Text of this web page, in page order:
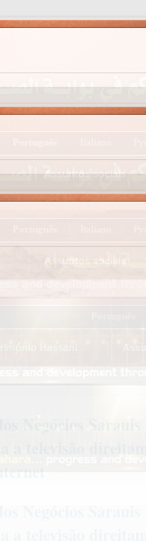
Assuntos sociais